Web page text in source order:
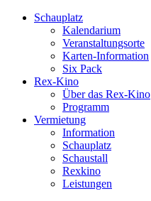
Schauplatz
Kalendarium
Veranstaltungsorte
Karten-Information
Six Pack
Rex-Kino
Über das Rex-Kino
Programm
Vermietung
Information
Schauplatz
Schaustall
Rexkino
Leistungen